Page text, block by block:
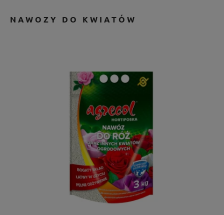
NAWOZY DO KWIATÓW